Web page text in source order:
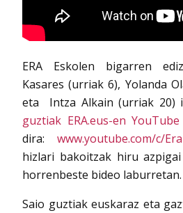
ERA Eskolen bigarren
Kasares (urriak 6), Yolanda
eta Intza Alkain (urriak 20)
guztiak ERA.eus-en
dira:www.youtube.com/c/
hizlari bakoitzak hiru
horrenbeste bideo laburretan.
Saio guztiak euskaraz eta